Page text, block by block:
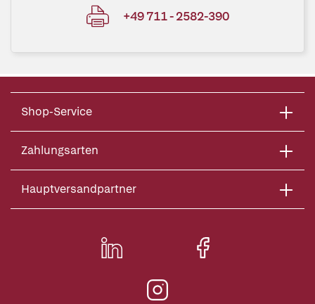
+49 711 - 2582-390
Shop-Service
Zahlungsarten
Hauptversandpartner